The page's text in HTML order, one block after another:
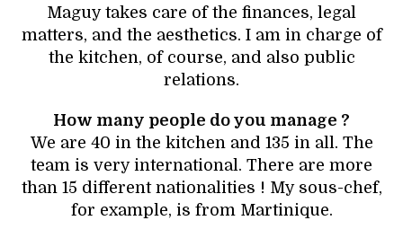
Maguy takes care of the finances, legal
matters, and the aesthetics. I am in charge of
the kitchen, of course, and also public
relations.
How many people do you manage ?
We are 40 in the kitchen and 135 in all. The
team is very international. There are more
than 15 different nationalities ! My sous-chef,
for example, is from Martinique.